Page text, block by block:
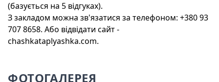
(базується на 5 відгуках).
З закладом можна зв'язатися за телефоном: +380 93
707 8658. Або відвідати сайт -
chashkataplyashka.com.
ФОТОГАЛЕРЕЯ